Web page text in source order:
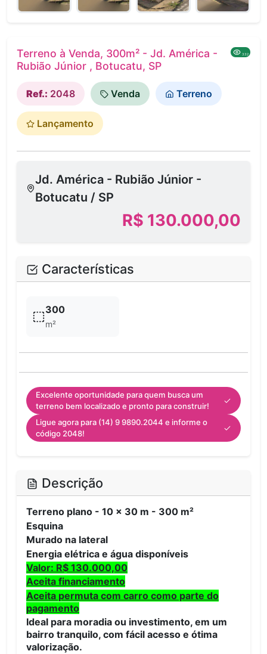
Terreno à Venda, 300m² - Jd. América -
Rubião Júnior , Botucatu, SP
332
Ref.: 2048 Venda Terreno
Lançamento
Jd. América - Rubião Júnior -
Botucatu / SP
R$ 130.000,00
Características
300
m²
Excelente oportunidade para quem busca um
terreno bem localizado e pronto para construir!
Ligue agora para (14) 9 9890.2044 e informe o
código 2048!
Descrição
Terreno plano - 10 x 30 m - 300 m²
Esquina
Murado na lateral
Energia elétrica e água disponíveis
Valor: R$ 130.000,00
Aceita financiamento
Aceita permuta com carro como parte do
pagamento
Ideal para moradia ou investimento, em um
bairro tranquilo, com fácil acesso e ótima
valorização.